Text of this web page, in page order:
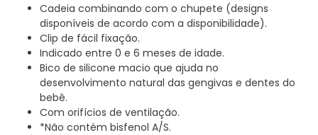
Cadeia combinando com o chupete (designs
disponíveis de acordo com a disponibilidade).
Clip de fácil fixação.
Indicado entre 0 e 6 meses de idade.
Bico de silicone macio que ajuda no
desenvolvimento natural das gengivas e dentes do
bebê.
Com orifícios de ventilação.
*Não contém bisfenol A/S.